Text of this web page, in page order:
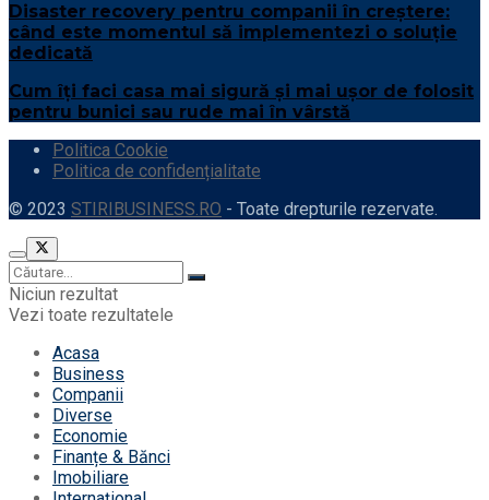
Disaster recovery pentru companii în creștere:
când este momentul să implementezi o soluție
dedicată
Cum îți faci casa mai sigură și mai ușor de folosit
pentru bunici sau rude mai în vârstă
Politica Cookie
Politica de confidențialitate
© 2023 STIRIBUSINESS.RO - Toate drepturile rezervate.
Niciun rezultat
Vezi toate rezultatele
Acasa
Business
Companii
Diverse
Economie
Finanțe & Bănci
Imobiliare